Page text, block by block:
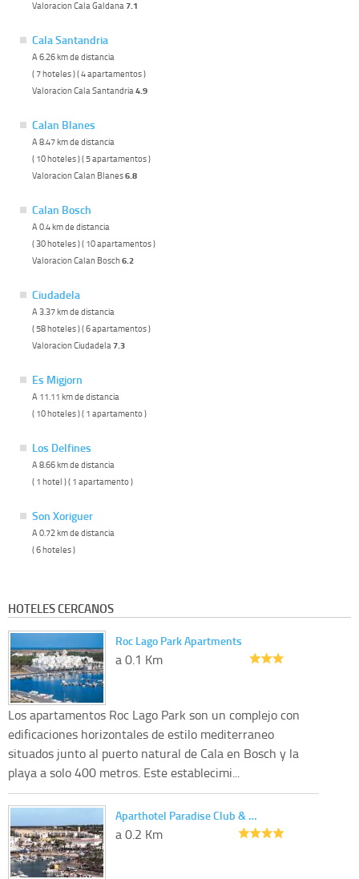
Valoracion Cala Galdana 7.1
Cala Santandria
A 6.26 km de distancia
( 7 hoteles ) ( 4 apartamentos )
Valoracion Cala Santandria 4.9
Calan Blanes
A 8.47 km de distancia
( 10 hoteles ) ( 5 apartamentos )
Valoracion Calan Blanes6.8
Calan Bosch
A 0.4 km de distancia
( 30 hoteles ) ( 10 apartamentos )
Valoracion Calan Bosch6.2
Ciudadela
A 3.37 km de distancia
( 58 hoteles ) ( 6 apartamentos )
Valoracion Ciudadela 7.3
Es Migjorn
A 11.11 km de distancia
( 10 hoteles ) ( 1 apartamento )
Los Delfines
A 8.66 km de distancia
( 1 hotel ) ( 1 apartamento )
Son Xoriguer
A 0.72 km de distancia
( 6 hoteles )
HOTELES CERCANOS
Roc Lago Park Apartments
a 0.1 Km
Los apartamentos Roc Lago Park son un complejo con
edificaciones horizontales de estilo mediterraneo
situados junto al puerto natural de Cala en Bosch y la
playa a solo 400 metros. Este establecimi...
Aparthotel Paradise Club & …
a 0.2 Km